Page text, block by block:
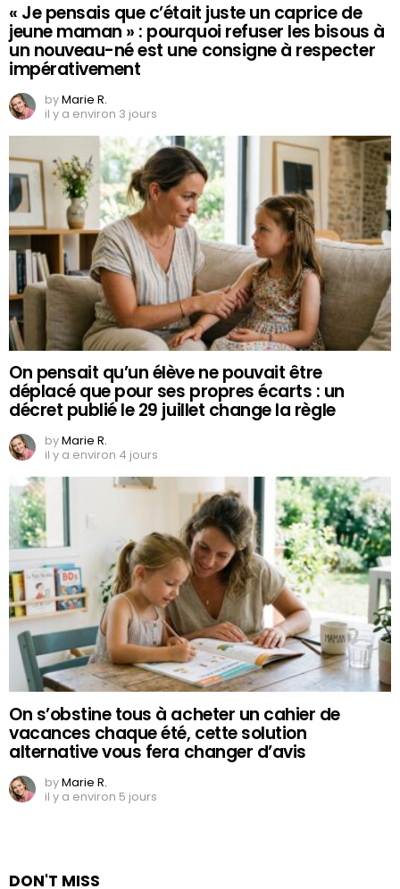
« Je pensais que c’était juste un caprice de
jeune maman » : pourquoi refuser les bisous à
un nouveau-né est une consigne à respecter
impérativement
byMarie R.
il y a environ 3 jours
On pensait qu’un élève ne pouvait être
déplacé que pour ses propres écarts : un
décret publié le 29 juillet change la règle
byMarie R.
il y a environ 4 jours
On s’obstine tous à acheter un cahier de
vacances chaque été, cette solution
alternative vous fera changer d’avis
byMarie R.
il y a environ 5 jours
DON'T MISS